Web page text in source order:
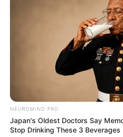
NEUROMIND PRO
Japan's Oldest Doctors Say
Stop Drinking These 3 Beverages